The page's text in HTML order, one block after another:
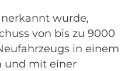
wurde,
von bis zu 9000
in einem
und mit einer